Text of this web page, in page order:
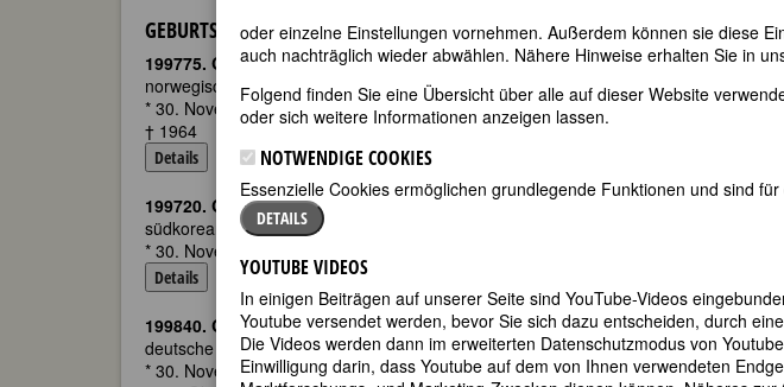
GEBURTSTAGE 30.11.201665
199775. Geburtstag:Dagny (Bolette) Knutsen
norwegische Pianistin
* 30. November 1890 in Kristiania (Oslo)
† 1964
Details
199720. Geburtstag:Younghi Pagh?Paan
südkoreanische Komponistin
* 30. November 1945 in Cheongju, Süd-Korea
Details
199840. Geburtstag:Louise Ernestine Humbracht (Pseud. Louise Ernesti)
deutsche Schriftstellerin
* 30. November 1825 in Minden
oder einzelne Einstellungen vornehmen. Außerdem können sie diese
auch nachträglich wieder abwählen. Nähere Hinweise erhalten Sie in
Folgend finden Sie eine Übersicht über alle auf dieser Website
oder sich weitere Informationen anzeigen lassen.
NOTWENDIGE COOKIES
Essenzielle Cookies ermöglichen grundlegende Funktionen und sind
DETAILS
YOUTUBE VIDEOS
In einigen Beiträgen auf unserer Seite sind YouTube-Videos
Youtube versendet werden, bevor Sie sich dazu entscheiden, durch
Die Videos werden dann im erweiterten Datenschutzmodus von
Einwilligung darin, dass Youtube auf dem von Ihnen verwendeten